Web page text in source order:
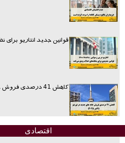
قوانین جدید انتاریو برای
کاهش 41 درصدی فروش خانه در تورنتو
اقتصادی